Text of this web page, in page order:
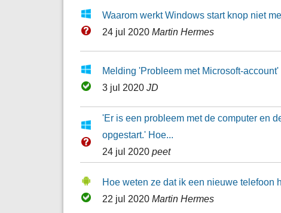
Waarom werkt Windows start knop niet
24 jul 2020 Martin Hermes
Melding 'Probleem met Microsoft-
3 jul 2020 JD
'Er is een probleem met de computer en
opgestart.' Hoe...
24 jul 2020 peet
Hoe weten ze dat ik een nieuwe telefoon
22 jul 2020 Martin Hermes